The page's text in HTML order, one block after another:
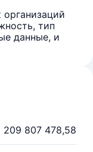
тип
данные, и
209 807 478,58